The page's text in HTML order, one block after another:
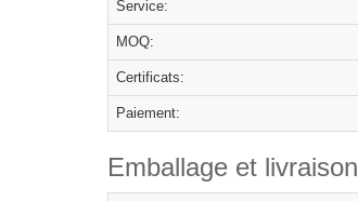
Service:
MOQ:
Certificats:
Paiement:
Emballage et livraison